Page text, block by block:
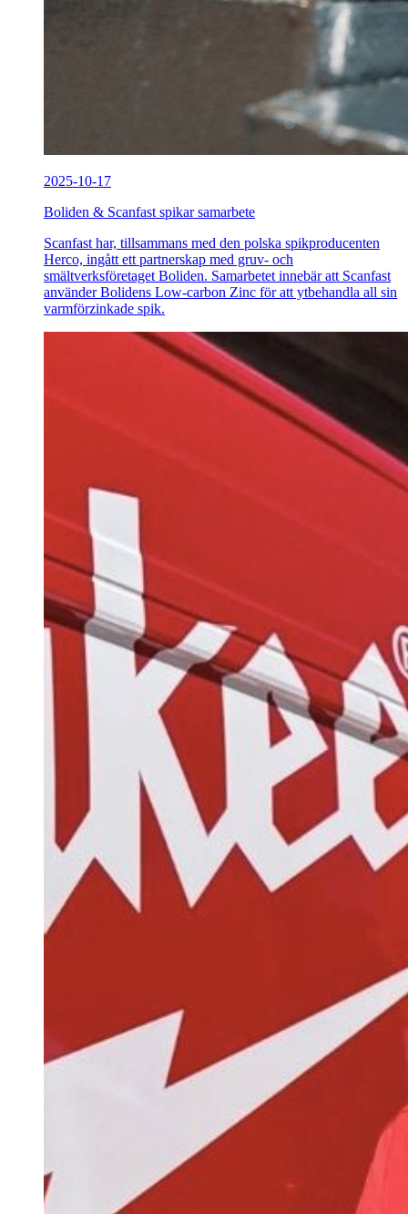
2025-10-17
Boliden & Scanfast spikar samarbete
Scanfast har, tillsammans med den polska spikproducenten
Herco, ingått ett partnerskap med gruv- och
smältverksföretaget Boliden. Samarbetet innebär att Scanfast
använder Bolidens Low-carbon Zinc för att ytbehandla all sin
varmförzinkade spik.